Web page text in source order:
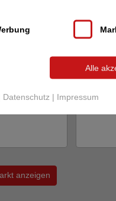
Kabel,
anzeigen
Datenschutz | Impressum
Alle